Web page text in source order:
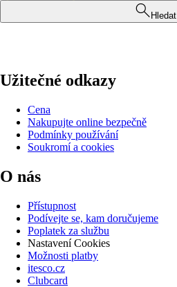
Hledat
Užitečné odkazy
Cena
Nakupujte online bezpečně
Podmínky používání
Soukromí a cookies
O nás
Přístupnost
Podívejte se, kam doručujeme
Poplatek za službu
Nastavení Cookies
Možnosti platby
itesco.cz
Clubcard